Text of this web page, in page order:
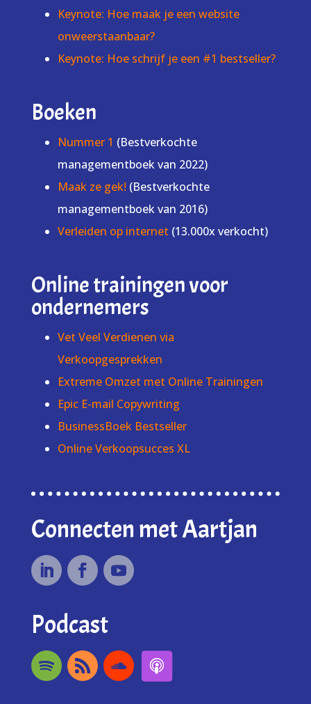
Keynote: Hoe maak je een website
onweerstaanbaar?
Keynote: Hoe schrijf je een #1 bestseller?
Boeken
Nummer 1 (Bestverkochte
managementboek van 2022)
Maak ze gek! (Bestverkochte
managementboek van 2016)
Verleiden op internet (13.000x verkocht)
Online trainingen voor
ondernemers
Vet Veel Verdienen via
Verkoopgesprekken
Extreme Omzet met Online Trainingen
Epic E-mail Copywriting
BusinessBoek Bestseller
Online Verkoopsucces XL
Connecten met Aartjan
Podcast